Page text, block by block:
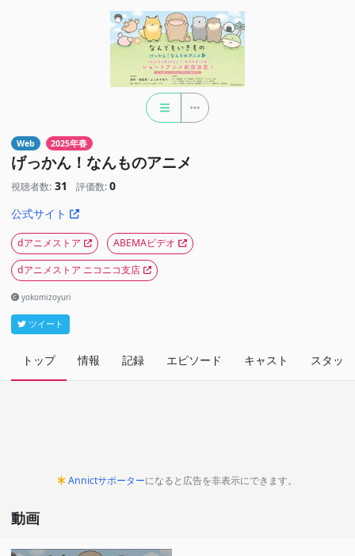
Web 2025年春
げっかん！なんものアニメ
視聴者数: 31 評価数: 0
公式サイト
dアニメストア
ABEMAビデオ
dアニメストア ニコニコ支店
yokomizoyuri
ツイート
トップ 情報 記録 エピソード キャスト スタッフ
Annictサポーターになると広告を非表示にできます。
動画